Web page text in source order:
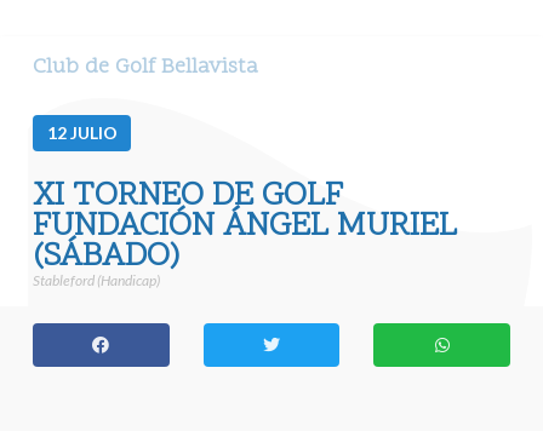
Club de Golf Bellavista
12JULIO
XI TORNEO DE GOLF
FUNDACIÓN ÁNGEL MURIEL
(SÁBADO)
Stableford (Handicap)